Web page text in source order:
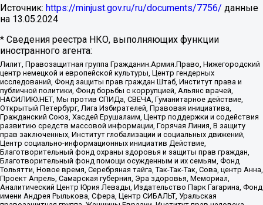
Источник: https://minjust.gov.ru/ru/documents/7756/ данные
на 13.05.2024
* Сведения реестра НКО, выполняющих функции
иностранного агента:
Лилит, Правозащитная группа Гражданин.Армия.Право, Нижегородский
центр немецкой и европейской культуры, Центр гендерных
исследований, Фонд защиты прав граждан Штаб, Институт права и
публичной политики, Фонд борьбы с коррупцией, Альянс врачей,
НАСИЛИЮ.НЕТ, Мы против СПИДа, СВЕЧА, Гуманитарное действие,
Открытый Петербург, Лига Избирателей, Правовая инициатива,
Гражданский Союз, Хасдей Ерушалаим, Центр поддержки и содействия
развитию средств массовой информации, Горячая Линия, В защиту
прав заключенных, Институт глобализации и социальных движений,
Центр социально-информационных инициатив Действие,
Благотворительный фонд охраны здоровья и защиты прав граждан,
Благотворительный фонд помощи осужденным и их семьям, Фонд
Тольятти, Новое время, Серебряная тайга, Так-Так-Так, Сова, центр Анна,
Проект Апрель, Самарская губерния, Эра здоровья, Мемориал,
Аналитический Центр Юрия Левады, Издательство Парк Гагарина, Фонд
имени Андрея Рылькова, Сфера, Центр СИБАЛЬТ, Уральская